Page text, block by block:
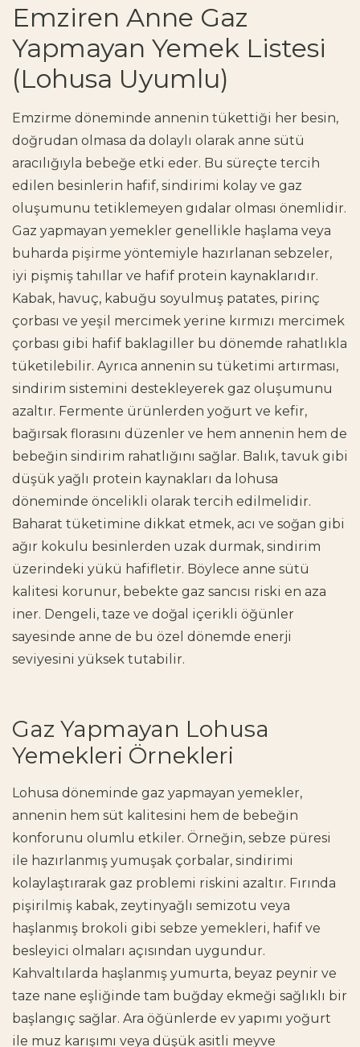
Emziren Anne Gaz
Yapmayan Yemek Listesi
(Lohusa Uyumlu)
Emzirme döneminde annenin tükettiği her besin,
doğrudan olmasa da dolaylı olarak anne sütü
aracılığıyla bebeğe etki eder. Bu süreçte tercih
edilen besinlerin hafif, sindirimi kolay ve gaz
oluşumunu tetiklemeyen gıdalar olması önemlidir.
Gaz yapmayan yemekler genellikle haşlama veya
buharda pişirme yöntemiyle hazırlanan sebzeler,
iyi pişmiş tahıllar ve hafif protein kaynaklarıdır.
Kabak, havuç, kabuğu soyulmuş patates, pirinç
çorbası ve yeşil mercimek yerine kırmızı mercimek
çorbası gibi hafif baklagiller bu dönemde rahatlıkla
tüketilebilir. Ayrıca annenin su tüketimi artırması,
sindirim sistemini destekleyerek gaz oluşumunu
azaltır. Fermente ürünlerden yoğurt ve kefir,
bağırsak florasını düzenler ve hem annenin hem de
bebeğin sindirim rahatlığını sağlar. Balık, tavuk gibi
düşük yağlı protein kaynakları da lohusa
döneminde öncelikli olarak tercih edilmelidir.
Baharat tüketimine dikkat etmek, acı ve soğan gibi
ağır kokulu besinlerden uzak durmak, sindirim
üzerindeki yükü hafifletir. Böylece anne sütü
kalitesi korunur, bebekte gaz sancısı riski en aza
iner. Dengeli, taze ve doğal içerikli öğünler
sayesinde anne de bu özel dönemde enerji
seviyesini yüksek tutabilir.
Gaz Yapmayan Lohusa
Yemekleri Örnekleri
Lohusa döneminde gaz yapmayan yemekler,
annenin hem süt kalitesini hem de bebeğin
konforunu olumlu etkiler. Örneğin, sebze püresi
ile hazırlanmış yumuşak çorbalar, sindirimi
kolaylaştırarak gaz problemi riskini azaltır. Fırında
pişirilmiş kabak, zeytinyağlı semizotu veya
haşlanmış brokoli gibi sebze yemekleri, hafif ve
besleyici olmaları açısından uygundur.
Kahvaltılarda haşlanmış yumurta, beyaz peynir ve
taze nane eşliğinde tam buğday ekmeği sağlıklı bir
başlangıç sağlar. Ara öğünlerde ev yapımı yoğurt
ile muz karışımı veya düşük asitli meyve